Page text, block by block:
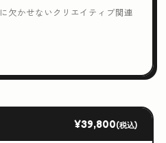
欠かせないクリエイティブ関連
¥39,800(税込)